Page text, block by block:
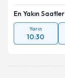
En Yakın Saatler
Yarın
10:30